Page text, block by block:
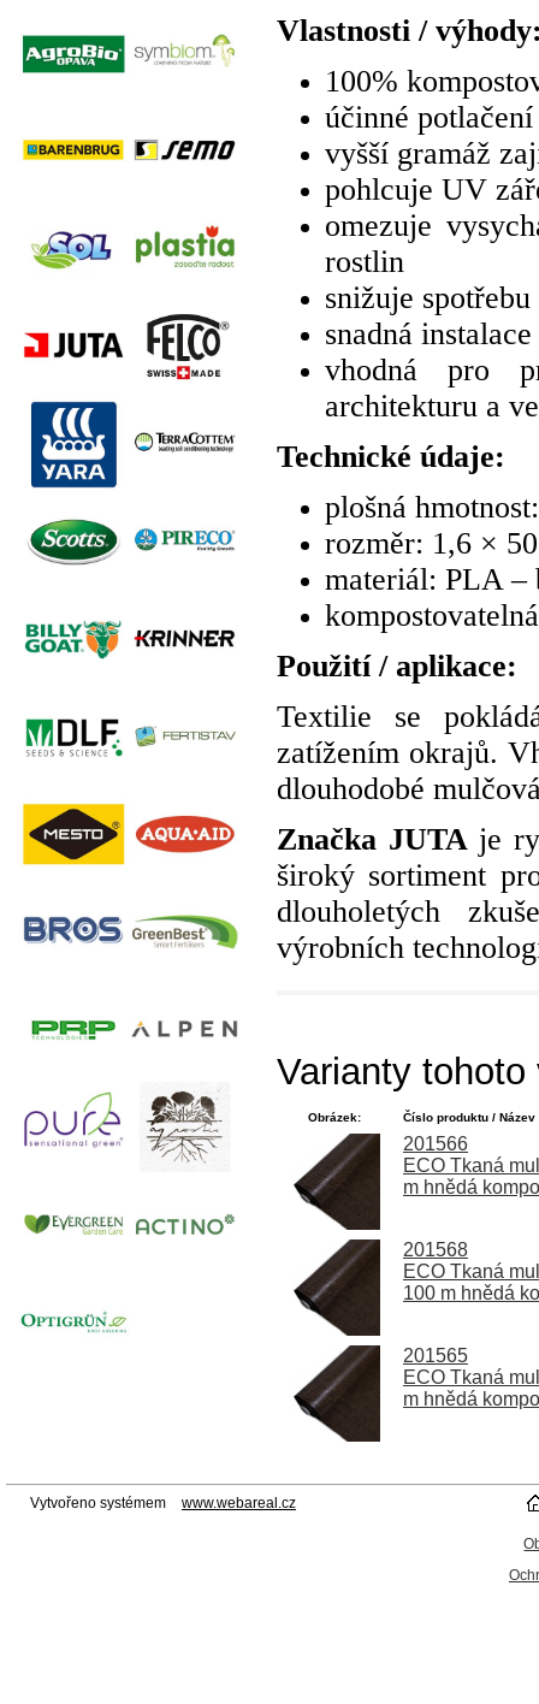
Vlastnosti /
100%
účinné
vyšší gramáž
pohlcuje UV
omezuje
rostlin
snižuje
snadná
vhodná pro
architekturu a
Technické údaje:
plošná
rozměr: 1,6 ×
materiál: PLA –
kompostovatelná
Použití / aplikace:
Textilie se
zatížením okrajů.
dlouhodobé
Značka JUTAje
široký sortiment
dlouholetých
výrobních
Varianty tohoto
Obrázek: Číslo produktu / Název
201566
ECO Tkaná
m hnědá
201568
ECO Tkaná
100 m hnědá
201565
ECO Tkaná
m hnědá
Vytvořeno systémem www.webareal.cz